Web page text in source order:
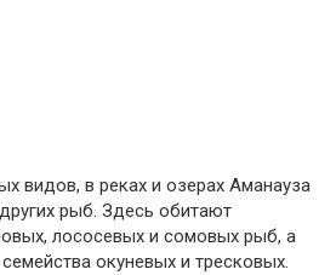
видов, в реках и озерах Аманауза
рыб. Здесь обитают
лососевых и сомовых рыб, а
окуневых и тресковых.